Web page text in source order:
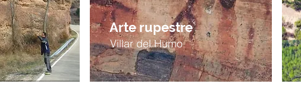
Arte rupestre
Villar del Humo